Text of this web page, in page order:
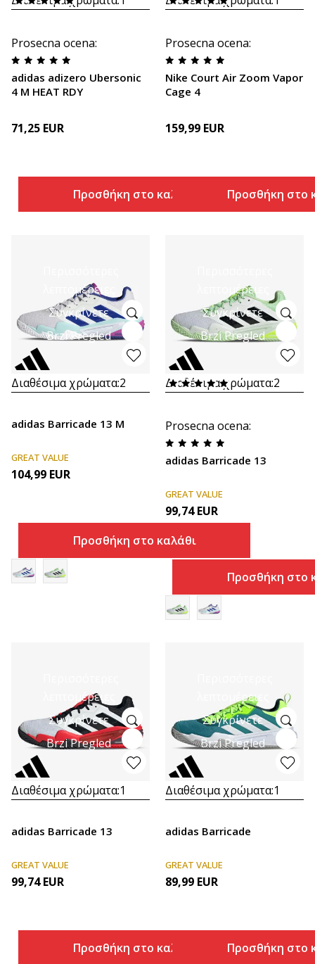
Prosecna ocena:
adidas adizero Ubersonic
4 M HEAT RDY
71,25 EUR
Προσθήκη στο καλάθι
Prosecna ocena:
Nike Court Air Zoom Vapor
Cage 4
159,99 EUR
Προσθήκη στο
λεπτομέρειες
Συγκρίνετε
Brzi Pregled
Διαθέσιμα χρώματα:2
adidas Barricade 13 M
GREAT VALUE
104,99 EUR
Προσθήκη στο καλάθι
λεπτομέρειες
Συγκρίνετε
Brzi Pregled
Διαθέσιμα χρώματα:2
Prosecna ocena:
adidas Barricade 13
GREAT VALUE
99,74 EUR
Προσθήκη στο
λεπτομέρειες
Συγκρίνετε
Brzi Pregled
Διαθέσιμα χρώματα:1
adidas Barricade 13
GREAT VALUE
99,74 EUR
Προσθήκη στο καλάθι
λεπτομέρειες
Συγκρίνετε
Brzi Pregled
Διαθέσιμα χρώματα:1
adidas Barricade
GREAT VALUE
89,99 EUR
Προσθήκη στο